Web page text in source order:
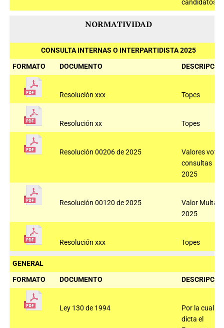
candidatos
NORMATIVIDAD
CONSULTA INTERNAS O INTERPARTIDISTA 2025
FORMATO
DOCUMENTO
Resolución xxx Topes
Resolución xx Topes
Resolución 00206 de 2025
Valores votos
consultas
2025
Resolución 00120 de 2025
Valor Multas
2025
Resolución xxx Topes
GENERAL
FORMATO
DOCUMENTO
Ley 130 de 1994
Por la cual se
dicta el